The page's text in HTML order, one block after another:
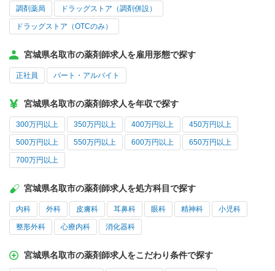
調剤薬局 ドラッグストア（調剤併設）
ドラッグストア（OTCのみ）
宮城県名取市の薬剤師求人を雇用形態で探す
正社員 パート・アルバイト
宮城県名取市の薬剤師求人を年収で探す
300万円以上 350万円以上 400万円以上 450万円以上
500万円以上 550万円以上 600万円以上 650万円以上
700万円以上
宮城県名取市の薬剤師求人を処方科目で探す
内科 外科 皮膚科 耳鼻科 眼科 精神科 小児科
整形外科 心療内科 消化器科
宮城県名取市の薬剤師求人をこだわり条件で探す